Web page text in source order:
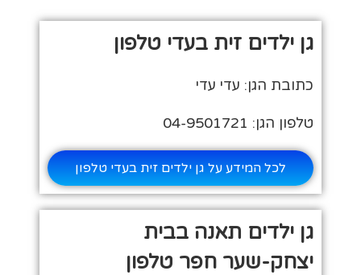
גן ילדים זית בעדי טלפון
כתובת הגן: עדי עדי
טלפון הגן: 04-9501721
לכל המידע על גן ילדים זית בעדי טלפון
גן ילדים תאנה בבית
יצחק-שער חפר טלפון